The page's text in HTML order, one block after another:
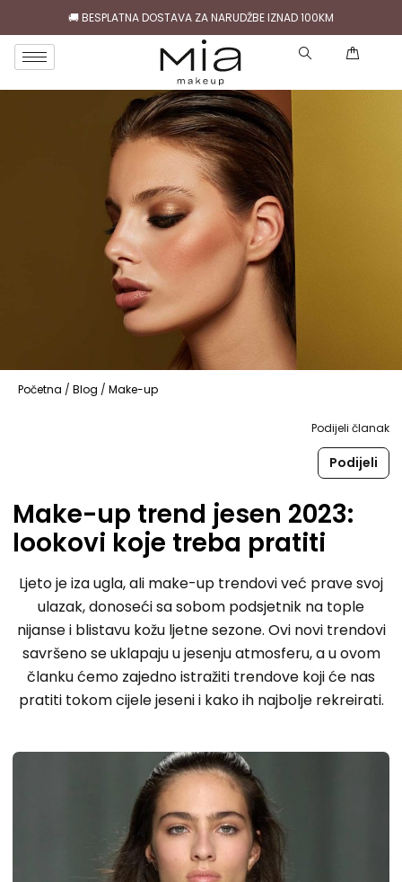
🚚 BESPLATNA DOSTAVA ZA NARUDŽBE IZNAD 100KM
Početna / Blog / Make-up
Make-up trend jesen 2023:
lookovi koje treba pratiti
Podijeli članak
Podijeli
Ljeto je iza ugla, ali make-up trendovi već prave svoj
ulazak, donoseći sa sobom podsjetnik na tople
nijanse i blistavu kožu ljetne sezone. Ovi novi trendovi
savršeno se uklapaju u jesenju atmosferu, a u ovom
članku ćemo zajedno istražiti trendove koji će nas
pratiti tokom cijele jeseni i kako ih najbolje rekreirati.